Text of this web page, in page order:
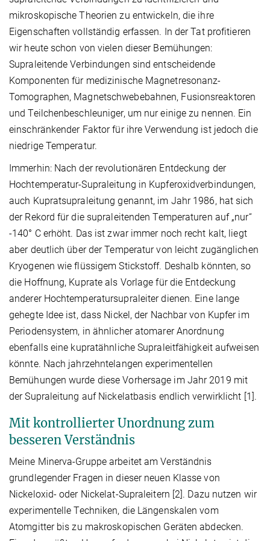
mikroskopische Theorien zu entwickeln, die ihre
Eigenschaften vollständig erfassen. In der Tat profitieren
wir heute schon von vielen dieser Bemühungen:
Supraleitende Verbindungen sind entscheidende
Komponenten für medizinische Magnetresonanz-
Tomographen, Magnetschwebebahnen, Fusionsreaktoren
und Teilchenbeschleuniger, um nur einige zu nennen. Ein
einschränkender Faktor für ihre Verwendung ist jedoch die
niedrige Temperatur.
Immerhin: Nach der revolutionären Entdeckung der
Hochtemperatur-Supraleitung in Kupferoxidverbindungen,
auch Kupratsupraleitung genannt, im Jahr 1986, hat sich
der Rekord für die supraleitenden Temperaturen auf „nur“
-140° C erhöht. Das ist zwar immer noch recht kalt, liegt
aber deutlich über der Temperatur von leicht zugänglichen
Kryogenen wie flüssigem Stickstoff. Deshalb könnten, so
die Hoffnung, Kuprate als Vorlage für die Entdeckung
anderer Hochtemperatursupraleiter dienen. Eine lange
gehegte Idee ist, dass Nickel, der Nachbar von Kupfer im
Periodensystem, in ähnlicher atomarer Anordnung
ebenfalls eine kupratähnliche Supraleitfähigkeit aufweisen
könnte. Nach jahrzehntelangen experimentellen
Bemühungen wurde diese Vorhersage im Jahr 2019 mit
der Supraleitung auf Nickelatbasis endlich verwirklicht [1].
Mit kontrollierter Unordnung zum
besseren Verständnis
Meine Minerva-Gruppe arbeitet am Verständnis
grundlegender Fragen in dieser neuen Klasse von
Nickeloxid- oder Nickelat-Supraleitern [2]. Dazu nutzen wir
experimentelle Techniken, die Längenskalen vom
Atomgitter bis zu makroskopischen Geräten abdecken.